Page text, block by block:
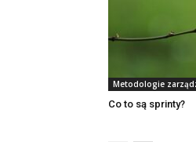
Metodologie
Co to są sprinty?